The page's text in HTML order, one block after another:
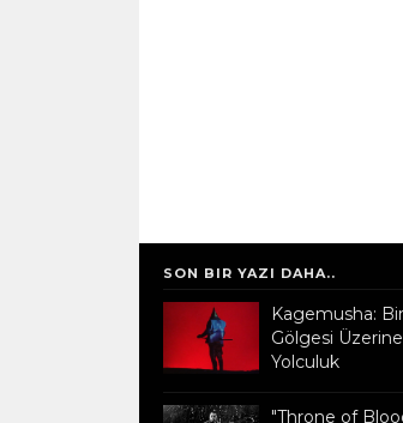
SON BIR YAZI DAHA..
Kagemusha:
Gölgesi
Yolculuk
"Throne of